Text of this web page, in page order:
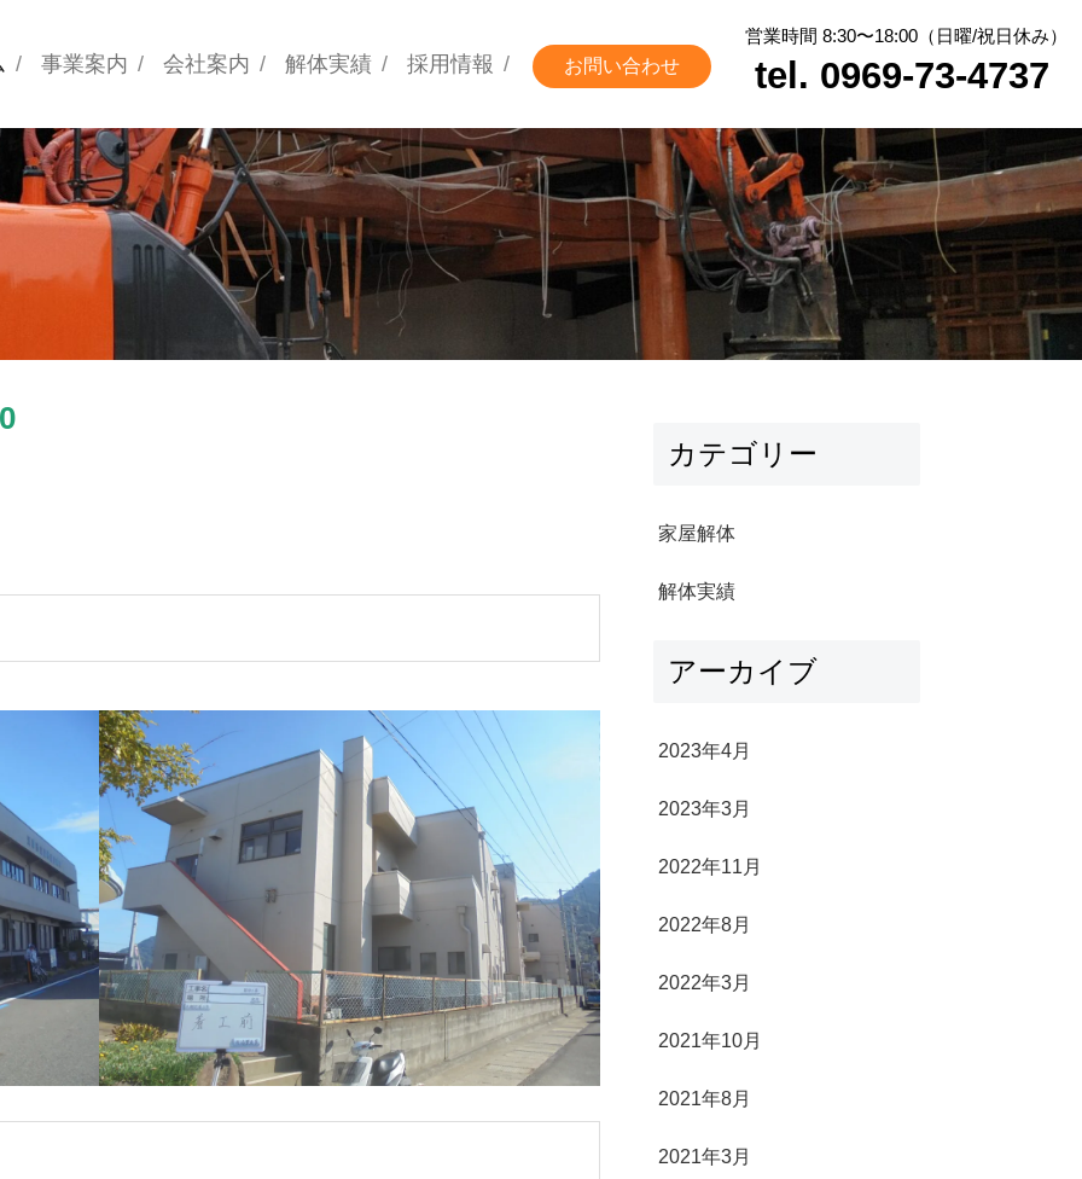
事業案内 会社案内 解体実績 採用情報 お問い合わせ
営業時間 8:30〜18:00（日曜/祝日休み）
tel. 0969-73-4737
カテゴリー
家屋解体
解体実績
アーカイブ
2023年4月
2023年3月
2022年11月
2022年8月
2022年3月
2021年10月
2021年8月
2021年3月